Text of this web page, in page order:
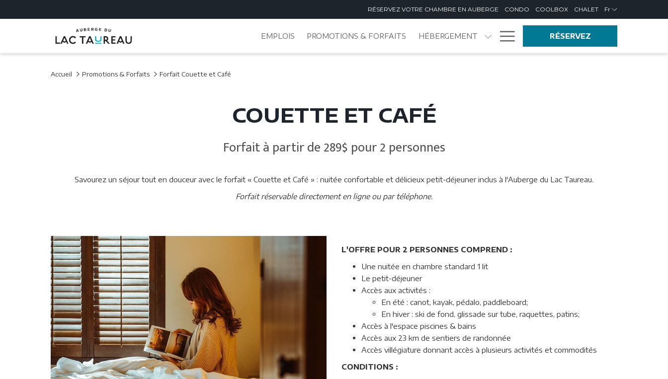
RÉSERVEZ VOTRE CHAMBRE EN AUBERGE CONDO COOLBOX CHALET Fr
EMPLOIS PROMOTIONS & FORFAITS HÉBERGEMENT Hamburger
Menu
RÉSERVEZ
Accueil Promotions & Forfaits Forfait Couette et Café
COUETTE ET CAFÉ
Forfait à partir de 289$ pour 2 personnes
Savourez un séjour tout en douceur avec le forfait « Couette et Café » : nuitée confortable et délicieux petit-déjeuner inclus à l'Auberge du Lac Taureau.
Forfait réservable directement en ligne ou par téléphone.
L'OFFRE POUR 2 PERSONNES COMPREND :
Une nuitée en chambre standard 1 lit
Le petit-déjeuner
Accès aux activités :
En été : canot, kayak, pédalo, paddleboard;
En hiver : ski de fond, glissade sur tube, raquettes, patins;
Accès à l'espace piscines & bains
Accès aux 23 km de sentiers de randonnée
Accès villégiature donnant accès à plusieurs activités et commodités
CONDITIONS :